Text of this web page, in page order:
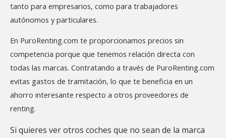
tanto para empresarios, como para trabajadores
autónomos y particulares.
En PuroRenting.com te proporcionamos precios sin
competencia porque que tenemos relación directa con
todas las marcas. Contratando a través de PuroRenting.com
evitas gastos de tramitación, lo que te beneficia en un
ahorro interesante respecto a otros proveedores de
renting.
Si quieres ver otros coches que no sean de la marca